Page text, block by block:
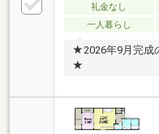
礼金なし
一人暮らし
★2026年9月完成
★